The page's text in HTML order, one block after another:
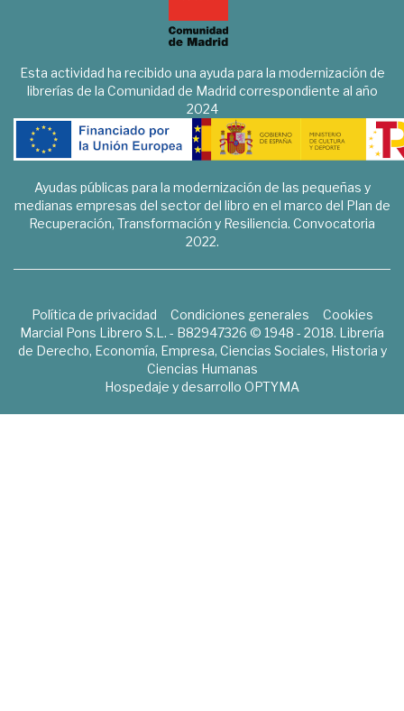
Esta actividad ha recibido una ayuda para la modernización de
librerías de la Comunidad de Madrid correspondiente al año
2024
Ayudas públicas para la modernización de las pequeñas y
medianas empresas del sector del libro en el marco del Plan de
Recuperación, Transformación y Resiliencia. Convocatoria
2022.
Política de privacidad Condiciones generales
Cookies
Marcial Pons Librero S.L. - B82947326 © 1948 - 2018. Librería
de Derecho, Economía, Empresa, Ciencias Sociales, Historia y
Ciencias Humanas
Hospedaje y desarrollo OPTYMA